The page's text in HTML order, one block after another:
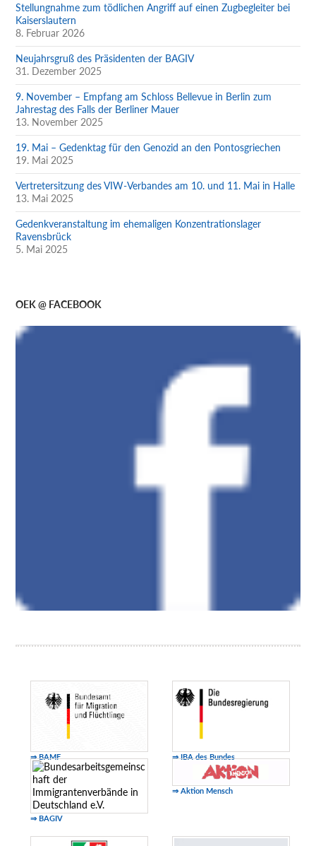
Stellungnahme zum tödlichen Angriff auf einen Zugbegleiter bei
Kaiserslautern
8. Februar 2026
Neujahrsgruß des Präsidenten der BAGIV
31. Dezember 2025
9. November – Empfang am Schloss Bellevue in Berlin zum
Jahrestag des Falls der Berliner Mauer
13. November 2025
19. Mai – Gedenktag für den Genozid an den Pontosgriechen
19. Mai 2025
Vertretersitzung des VIW-Verbandes am 10. und 11. Mai in Halle
13. Mai 2025
Gedenkveranstaltung im ehemaligen Konzentrationslager
Ravensbrück
5. Mai 2025
OEK @ FACEBOOK
⇒ BAMF ⇒ IBA des Bundes
⇒ BAGIV
⇒ Aktion Mensch